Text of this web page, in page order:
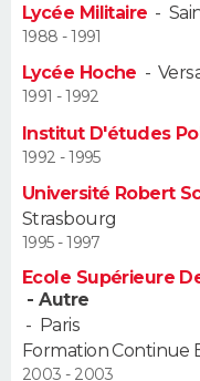
S'inscrire
Se connecter
Lycées
Collèges
Primaires
Universités
Entreprises
Service militaire
Avis de recherche
AVIS DE DÉCÈS
FORUM
Bricolage
Lifestyle
Culture
Sport
Auto
Television
Voyage
Cinema
Lycée Militaire -
1988 - 1991
Lycée Hoche -
1991 - 1992
Institut D'études
1992 - 1995
Université Robert
Strasbourg
1995 - 1997
Ecole Supérieure
- Autre
- Paris
Formation Continue
2003 - 2003